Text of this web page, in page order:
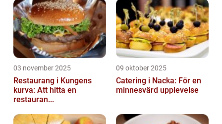
03 november 2025
Restaurang i Kungens
kurva: Att hitta en
restauran...
09 oktober 2025
Catering i Nacka: För en
minnesvärd upplevelse